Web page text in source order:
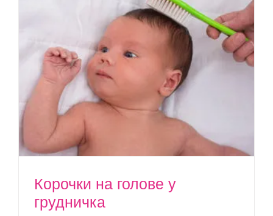
Корочки на голове у
грудничка